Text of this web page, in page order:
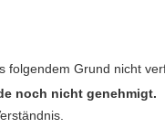
folgendem Grund nicht
noch nicht genehmigt.